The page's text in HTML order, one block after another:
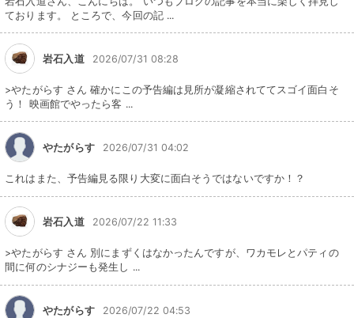
ております。 ところで、今回の記 ...
岩石入道 2026/07/31 08:28
>やたがらす さん 確かにこの予告編は見所が凝縮されててスゴイ面白そ
う！ 映画館でやったら客 ...
やたがらす 2026/07/31 04:02
これはまた、予告編見る限り大変に面白そうではないですか！？
岩石入道 2026/07/22 11:33
>やたがらす さん 別にまずくはなかったんですが、ワカモレとパティの
間に何のシナジーも発生し ...
やたがらす 2026/07/22 04:53